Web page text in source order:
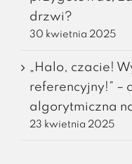
drzwi?
30 kwietnia 2025
„Halo, czacie!
referencyjny!” –
algorytmiczna
23 kwietnia 2025